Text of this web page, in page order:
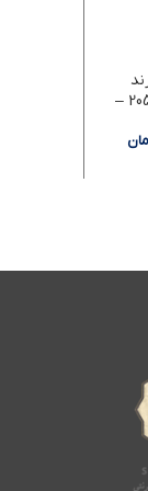
کامفورسر سایز 205/60/15 –